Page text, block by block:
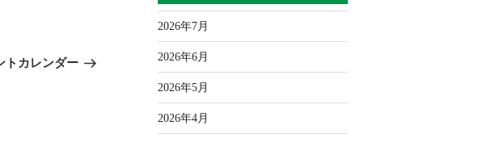
トカレンダー
2026年7月
2026年6月
2026年5月
2026年4月